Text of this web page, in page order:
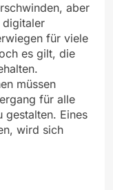
aber
digitaler
für viele
es gilt, die
müssen
für alle
gestalten. Eines
wird sich